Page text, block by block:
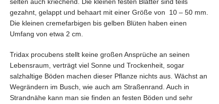
gezahnt, gelappt und behaart mit einer Größe von 10 – 50 mm.
Die kleinen cremefarbigen bis gelben Blüten haben einen
Umfang von etwa 2 cm.
Tridax procubens stellt keine großen Ansprüche an seinen
Lebensraum, verträgt viel Sonne und Trockenheit, sogar
salzhaltige Böden machen dieser Pflanze nichts aus. Wächst an
Wegrändern im Busch, wie auch am Straßenrand. Auch in
Strandnähe kann man sie finden an festen Böden und sehr